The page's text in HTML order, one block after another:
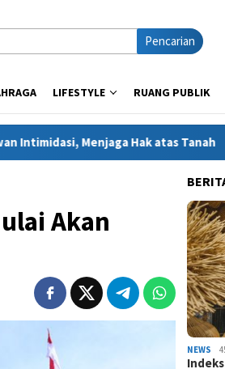
Pencarian
LIFESTYLE RUANG PUBLIK
Hak atas Tanah Kapolres
Akan
NEWS